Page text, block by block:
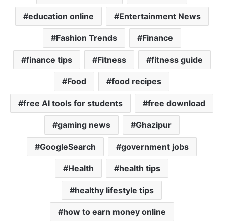
education online Entertainment News
Fashion Trends Finance
finance tips Fitness fitness guide
Food food recipes
free AI tools for students free download
gaming news Ghazipur
GoogleSearch government jobs
Health health tips
healthy lifestyle tips
how to earn money online